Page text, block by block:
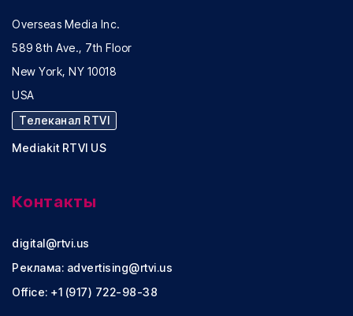
Overseas Media Inc.
589 8th Ave., 7th Floor
New York, NY 10018
USA
Телеканал RTVI
Mediakit RTVI US
Контакты
digital@rtvi.us
Реклама: advertising@rtvi.us
Office: +1 (917) 722-98-38